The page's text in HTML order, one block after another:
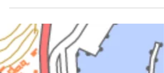
１０ｍで石垣が巡っている。 上層部には全面に砲門１５
所や背面には出入り口となるアーチ状の門が５～７あっ
ようで、築造当時の高さは海岸から約10ｍあったと推測
れる。 舞子台場位置図（国土地理院） 舞子台場全
景 （兵庫県
育委員会 2013『兵庫県の台場・砲台』） 舞子台場東端